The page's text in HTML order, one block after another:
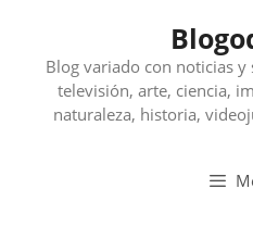
contenidoBlog variado con noticias y
televisión, arte, ciencia,
naturaleza, historia,